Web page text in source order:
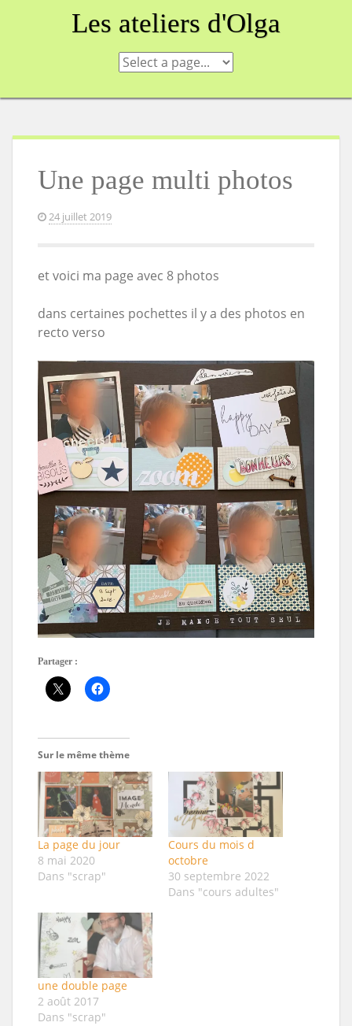
Les ateliers d'Olga
Une page multi photos
24 juillet 2019
et voici ma page avec 8 photos
dans certaines pochettes il y a des photos en
recto verso
Partager :
Sur le même thème
La page du jour
8 mai 2020
Dans "scrap"
Cours du mois d
octobre
30 septembre 2022
Dans "cours adultes"
une double page
2 août 2017
Dans "scrap"